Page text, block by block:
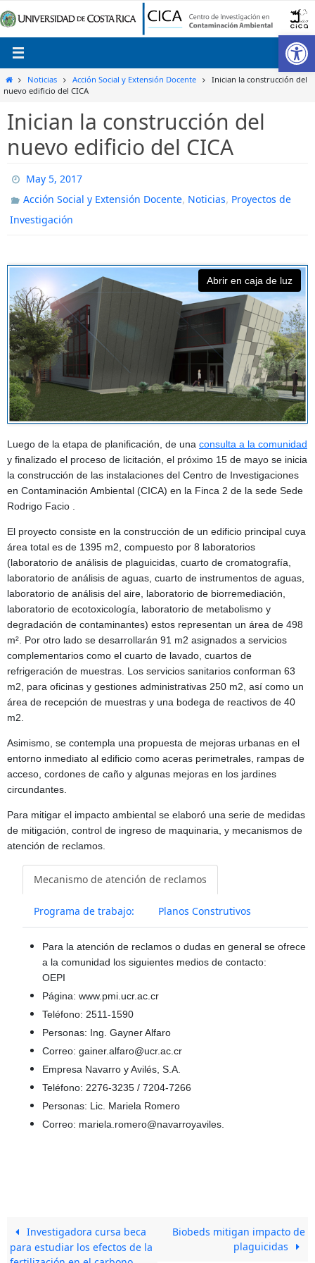
al
contenido
InicioNoticias Acción Social y Extensión Docente
Inician la construcción del
nuevo edificio del CICA
Inician la construcción del
nuevo edificio del CICA
May 5, 2017
Acción Social y Extensión Docente, Noticias, Proyectos de
Investigación
Abrir en caja de luz
Luego de la etapa de planificación, de una consulta a la comunidad
y finalizado el proceso de licitación, el próximo 15 de mayo se inicia
la construcción de las instalaciones del Centro de Investigaciones
en Contaminación Ambiental (CICA) en la Finca 2 de la sede Sede
Rodrigo Facio .
El proyecto consiste en la construcción de un edificio principal cuya
área total es de 1395 m2, compuesto por 8 laboratorios
(laboratorio de análisis de plaguicidas, cuarto de cromatografía,
laboratorio de análisis de aguas, cuarto de instrumentos de aguas,
laboratorio de análisis del aire, laboratorio de biorremediación,
laboratorio de ecotoxicología, laboratorio de metabolismo y
degradación de contaminantes) estos representan un área de 498
m². Por otro lado se desarrollarán 91 m2 asignados a servicios
complementarios como el cuarto de lavado, cuartos de
refrigeración de muestras. Los servicios sanitarios conforman 63
m2, para oficinas y gestiones administrativas 250 m2, así como un
área de recepción de muestras y una bodega de reactivos de 40
m2.
Asimismo, se contempla una propuesta de mejoras urbanas en el
entorno inmediato al edificio como aceras perimetrales, rampas de
acceso, cordones de caño y algunas mejoras en los jardines
circundantes.
Para mitigar el impacto ambiental se elaboró una serie de medidas
de mitigación, control de ingreso de maquinaria, y mecanismos de
atención de reclamos.
Mecanismo de atención de reclamos
Programa de trabajo: Planos Construtivos
Para la atención de reclamos o dudas en general se ofrece
a la comunidad los siguientes medios de contacto:
OEPI
Página: www.pmi.ucr.ac.cr
Teléfono: 2511-1590
Personas: Ing. Gayner Alfaro
Correo: gainer.alfaro@ucr.ac.cr
Empresa Navarro y Avilés, S.A.
Teléfono: 2276-3235 / 7204-7266
Personas: Lic. Mariela Romero
Correo: mariela.romero@navarroyaviles.
Investigadora cursa beca
para estudiar los efectos de la
Biobeds mitigan impacto de
plaguicidas